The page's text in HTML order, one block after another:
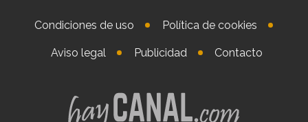
Condiciones de uso Política de cookies
Aviso legal Publicidad Contacto